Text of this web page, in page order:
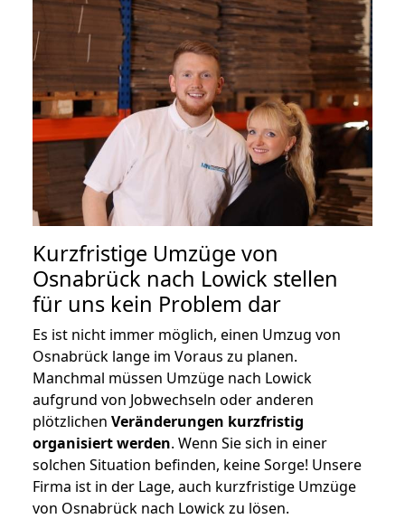
Kurzfristige Umzüge von
Osnabrück nach Lowick stellen
für uns kein Problem dar
Es ist nicht immer möglich, einen Umzug von
Osnabrück lange im Voraus zu planen.
Manchmal müssen Umzüge nach Lowick
aufgrund von Jobwechseln oder anderen
plötzlichen Veränderungen kurzfristig
organisiert werden. Wenn Sie sich in einer
solchen Situation befinden, keine Sorge! Unsere
Firma ist in der Lage, auch kurzfristige Umzüge
von Osnabrück nach Lowick zu lösen.